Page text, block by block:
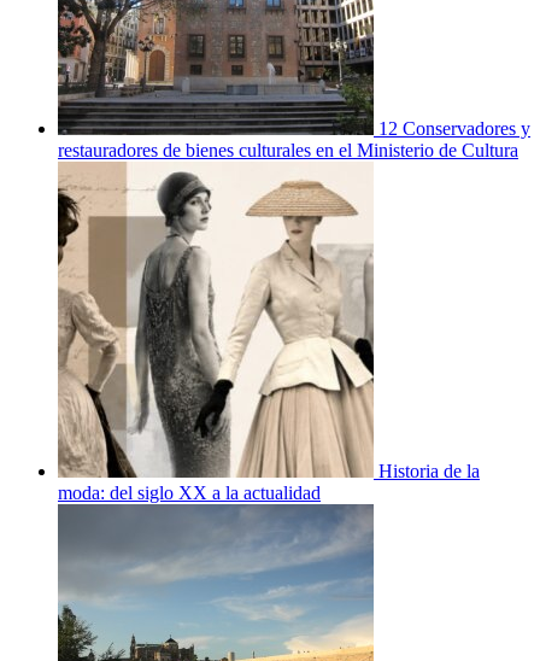
12 Conservadores y
restauradores de bienes culturales en el Ministerio de Cultura
Historia de la
moda: del siglo XX a la actualidad